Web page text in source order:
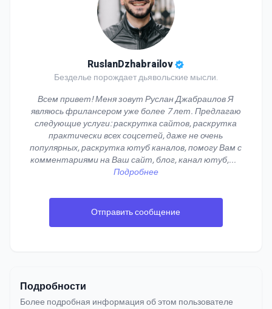
RuslanDzhabrailov
Безделье порождает дьявольские мысли.
Всем привет! Меня зовут Руслан Джабраилов Я
являюсь фрилансером уже более 7 лет. Предлагаю
следующие услуги: раскрутка сайтов, раскрутка
практически всех соцсетей, даже не очень
популярных, раскрутка ютуб каналов, помогу Вам с
комментариями на Ваш сайт, блог, канал ютуб,...
Подробнее
Отправить сообщение
Подробности
Более подробная информация об этом пользователе